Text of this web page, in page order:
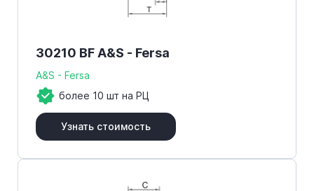
30210 BF A&S - Fersa
A&S - Fersa
более 10 шт на РЦ
Узнать стоимость